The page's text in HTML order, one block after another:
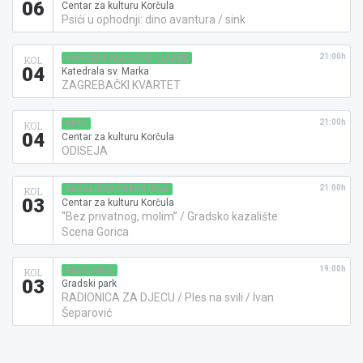
06 Centar za kulturu Korčula
Psići u ophodnji: dino avantura / sink
KOL
04
KONCERT KLASIČNE GLAZBE
Katedrala sv. Marka
ZAGREBAČKI KVARTET
21:00h
KOL
04
KINO
Centar za kulturu Korčula
ODISEJA
21:00h
KOL
03
KAZALIŠNA PREDSTAVA
Centar za kulturu Korčula
“Bez privatnog, molim” / Gradsko kazalište
Scena Gorica
21:00h
KOL
03
RADIONICA
Gradski park
RADIONICA ZA DJECU / Ples na svili / Ivan
Šeparović
19:00h